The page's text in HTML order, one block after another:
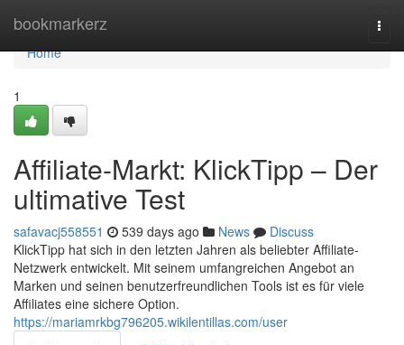
bookmarkerz
Home
Home
1
Affiliate-Markt: KlickTipp – Der
ultimative Test
safavacj558551 539 days ago News
Discuss
KlickTipp hat sich in den letzten Jahren als beliebter Affiliate-
Netzwerk entwickelt. Mit seinem umfangreichen Angebot an
Marken und seinen benutzerfreundlichen Tools ist es für viele
Affiliates eine sichere Option.
https://mariamrkbg796205.wikilentillas.com/user